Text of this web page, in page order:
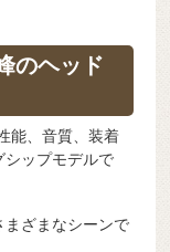
のヘッド
能、音質、装着
シップモデルで
まざまなシーンで